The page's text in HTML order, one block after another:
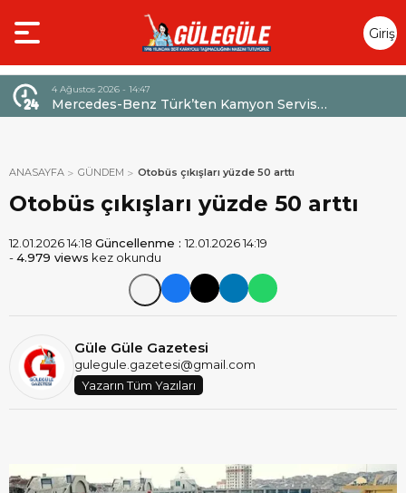
Giriş
Yap
4 Ağustos 2026 - 14:47
Mercedes-Benz Türk’ten Kamyon Servis
Sözleşmelerinde 36 Aya Varan Taksit İmkânı
ANASAYFA GÜNDEM Otobüs çıkışları yüzde 50 arttı
Otobüs çıkışları yüzde 50 arttı
12.01.2026 14:18 Güncellenme :12.01.2026 14:19
-4.979 views kez okundu
Güle Güle Gazetesi
gulegule.gazetesi@gmail.com
Yazarın Tüm Yazıları